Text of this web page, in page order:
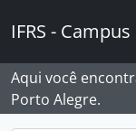
IFRS -
Aqui você
Porto Alegre.